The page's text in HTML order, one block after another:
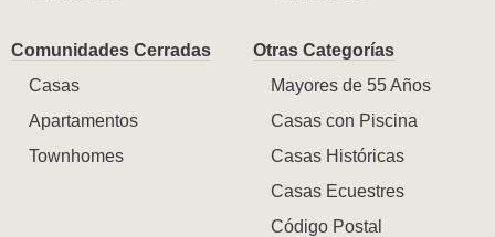
Comunidades Cerradas
Casas
Apartamentos
Townhomes
Otras Categorías
Mayores de 55 Años
Casas con Piscina
Casas Históricas
Casas Ecuestres
Código Postal